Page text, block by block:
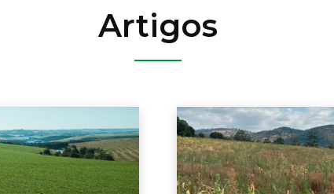
Artigos